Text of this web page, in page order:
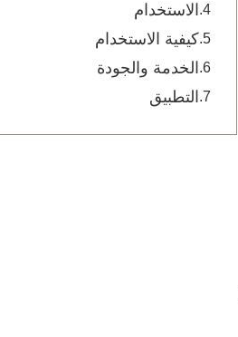
الاستخدام
كيفية الاستخدام
الخدمة والجودة
التطبيق